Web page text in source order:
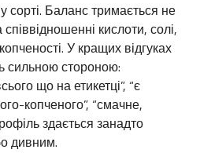
сорті. Баланс тримається не
кислоти, солі,
У кращих відгуках
сильною стороною:
що на етикетці”, “є
копченого”, “смачне,
здається занадто
дивним.